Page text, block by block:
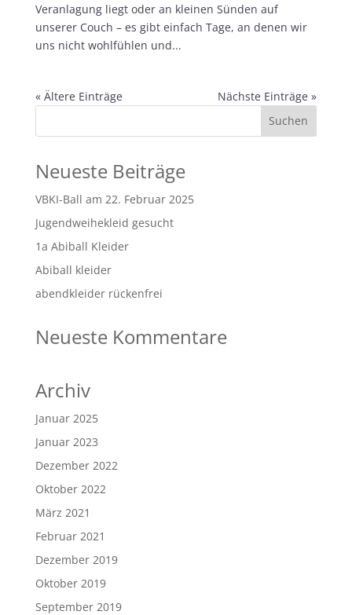
Veranlagung liegt oder an kleinen Sünden auf
unserer Couch – es gibt einfach Tage, an denen wir
uns nicht wohlfühlen und...
« Ältere Einträge Nächste Einträge »
Neueste Beiträge
VBKI-Ball am 22. Februar 2025
Jugendweihekleid gesucht
1a Abiball Kleider
Abiball kleider
abendkleider rückenfrei
Neueste Kommentare
Archiv
Januar 2025
Januar 2023
Dezember 2022
Oktober 2022
März 2021
Februar 2021
Dezember 2019
Oktober 2019
September 2019